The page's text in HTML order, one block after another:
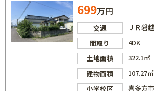
699万円
交通
ＪＲ磐
間取り
4DK
土地面積
322.1㎡
建物面積
107.27㎡
小学校区
喜多方